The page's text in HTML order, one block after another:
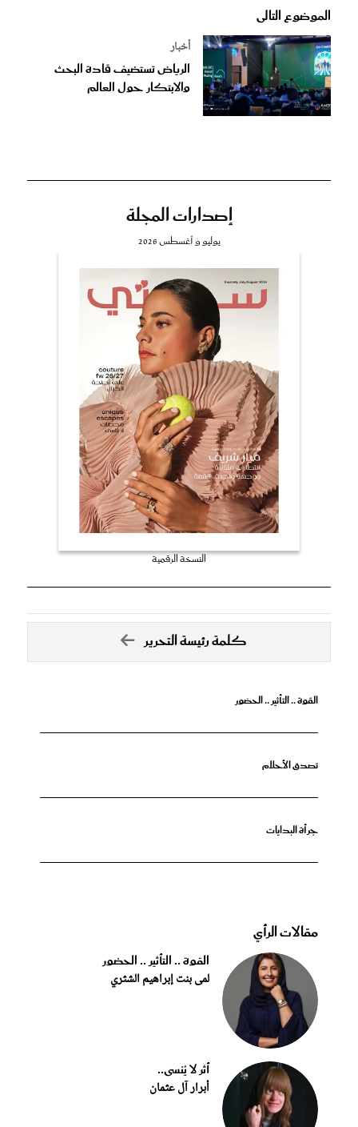
الموضوع التالى
أخبار
الرياض تستضيف قادة البحث
والابتكار حول العالم
إصدارات المجلة
يوليو و أغسطس 2026
النسخة الرقمية
كلمة رئيسة التحرير
القوة .. التأثير .. الحضور
تصدق الأحلام
جرأة البدايات
مقالات الرأي
القوة .. التأثير .. الحضور
لمى بنت إبراهيم الشثري
أثر لا يُنسى..
أبرار آل عثمان